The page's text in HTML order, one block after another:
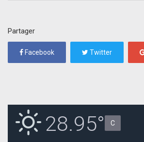
Partager
Facebook Twitter
28.95° C